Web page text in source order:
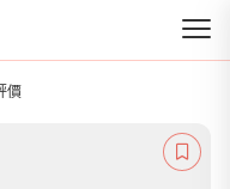
集
價